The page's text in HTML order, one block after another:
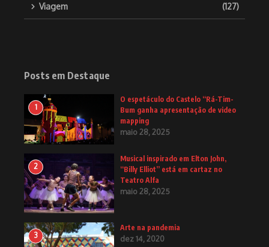
Viagem (127)
Posts em Destaque
1
O espetáculo do Castelo “Rá-Tim-
Bum ganha apresentação de video
mapping
maio 28, 2025
2
Musical inspirado em Elton John,
“Billy Elliot” está em cartaz no
Teatro Alfa
maio 28, 2025
3
Arte na pandemia
dez 14, 2020